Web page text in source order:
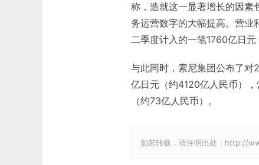
称，造就这一显著增长的因素
务运营数字的大幅提高。营业
二季度计入的一笔1760亿日元
与此同时，索尼集团公布了
亿日元（约4120亿人民币）
（约73亿人民币）。
如若转载，请注明出处：http://